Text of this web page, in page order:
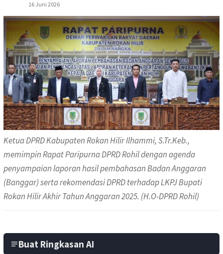
16 Juni 2026
Ketua DPRD Kabupaten Rokan Hilir Ilhammi, S.Tr.Keb.,
memimpin Rapat Paripurna DPRD Rohil dengan agenda
penyampaian laporan hasil pembahasan Badan Anggaran
(Banggar) serta rekomendasi DPRD terhadap LKPJ Bupati
Rokan Hilir Akhir Tahun Anggaran 2025. (H.O-DPRD Rohil)
Buat Ringkasan AI